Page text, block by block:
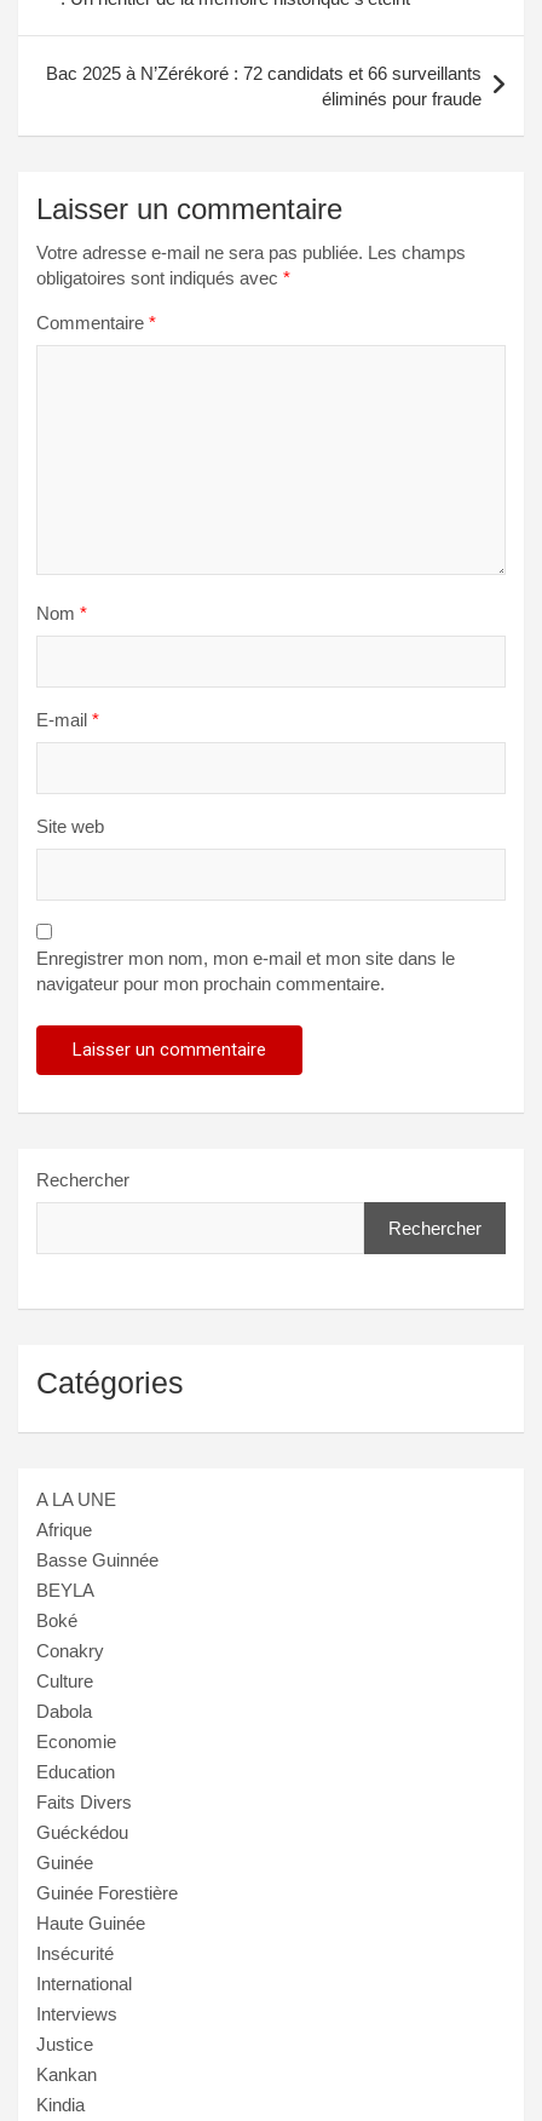
l’article
Bac 2025 à N’Zérékoré : 72 candidats et 66 surveillants
éliminés pour fraude
Laisser un commentaire
Votre adresse e-mail ne sera pas publiée. Les champs
obligatoires sont indiqués avec *
Commentaire *
Nom *
E-mail *
Site web
Enregistrer mon nom, mon e-mail et mon site dans le
navigateur pour mon prochain commentaire.
Rechercher
Rechercher
Catégories
A LA UNE
Afrique
Basse Guinnée
BEYLA
Boké
Conakry
Culture
Dabola
Economie
Education
Faits Divers
Guéckédou
Guinée
Guinée Forestière
Haute Guinée
Insécurité
International
Interviews
Justice
Kankan
Kindia